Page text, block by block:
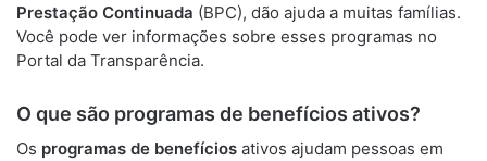
Prestação Continuada (BPC), dão ajuda a muitas famílias.
Você pode ver informações sobre esses programas no
Portal da Transparência.
O que são programas de benefícios ativos?
Os programas de benefícios ativos ajudam pessoas em